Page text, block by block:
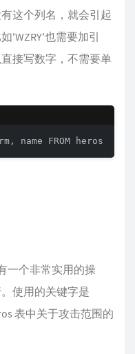
这个列名，就会引起
'WZRY'也需要加引
接写数字，不需要单
name FROM heros
一个非常实用的操
使用的关键字是
表中关于攻击范围的